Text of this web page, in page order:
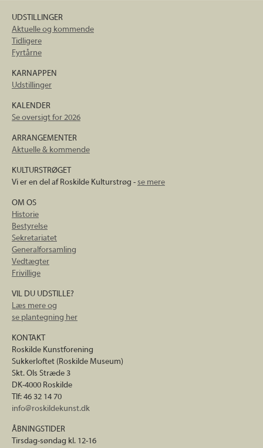
UDSTILLINGER
Aktuelle og kommende
Tidligere
Fyrtårne
KARNAPPEN
Udstillinger
KALENDER
Se oversigt for 2026
ARRANGEMENTER
Aktuelle & kommende
KULTURSTRØGET
Vi er en del af Roskilde Kulturstrøg -se mere
OM OS
Historie
Bestyrelse
Sekretariatet
Generalforsamling
Vedtægter
Frivillige
VIL DU UDSTILLE?
Læs mere og
se plantegning her
KONTAKT
Roskilde Kunstforening
Sukkerloftet (Roskilde Museum)
Skt. Ols Stræde 3
DK-4000 Roskilde
Tlf: 46 32 14 70
info@roskildekunst.dk
ÅBNINGSTIDER
Tirsdag-søndag kl. 12-16